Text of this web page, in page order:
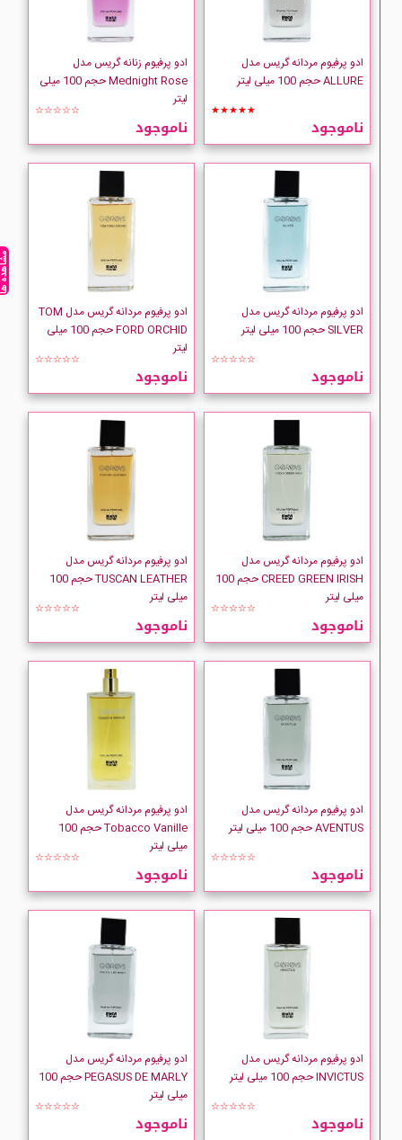
Chloe
Clinique
COCO CHANEL
COMME des GARCONS
CoSTUME NATIONAL
CREED
CUBA
DAVIDOFF
Dior
Dolce Gabbana
DSQUARED
Dunhill
ELIE SAAB
Elizabeth-Arden
Emper
Escada
Escentric Molecules
Estee-Lauder
EYFEL
ادو پرفیوم مردانه گریس مدل
ALLURE حجم 100 میلی لیتر
★★★★★
ناموجود
ادو پرفیوم زنانه گریس مدل
Mednight Rose حجم 100 میلی
لیتر
☆☆☆☆☆
ناموجود
ادو پرفیوم مردانه گریس مدل
SILVER حجم 100 میلی لیتر
☆☆☆☆☆
ناموجود
ادو پرفیوم مردانه گریس مدل TOM
FORD ORCHID حجم 100 میلی
لیتر
☆☆☆☆☆
ناموجود
ادو پرفیوم مردانه گریس مدل
CREED GREEN IRISH حجم 100
میلی لیتر
☆☆☆☆☆
ناموجود
ادو پرفیوم مردانه گریس مدل
TUSCAN LEATHER حجم 100
میلی لیتر
☆☆☆☆☆
ناموجود
ادو پرفیوم مردانه گریس مدل
AVENTUS حجم 100 میلی لیتر
☆☆☆☆☆
ناموجود
ادو پرفیوم مردانه گریس مدل
Tobacco Vanille حجم 100
میلی لیتر
☆☆☆☆☆
ناموجود
ادو پرفیوم مردانه گریس مدل
INVICTUS حجم 100 میلی لیتر
☆☆☆☆☆
ناموجود
ادو پرفیوم مردانه گریس مدل
PEGASUS DE MARLY حجم 100
میلی لیتر
☆☆☆☆☆
ناموجود